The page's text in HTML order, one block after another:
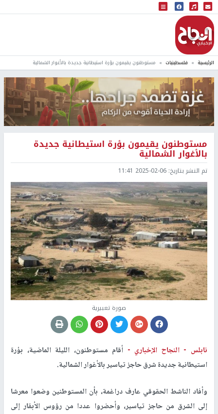
البث المباشر
إذاعة النجاح
الرئيسية فلسطينيات مستوطنون يقيمون بؤرة استيطانية جديدة بالأغوار الشمالية
مستوطنون يقيمون بؤرة استيطانية جديدة
بالأغوار الشمالية
تم النشر بتاريخ: 2025-02-06 11:41
صورة تعبيرية
نابلس -النجاح الإخباري - أقام مستوطنون، الليلة الماضية، بؤرة
استيطانية جديدة شرق حاجز تياسير بالأغوار الشمالية.
وأفاد الناشط الحقوقي عارف دراغمة، بأن المستوطنين وضعوا معرشا
إلى الشرق من حاجز تياسير، وأحضروا عددا من رؤوس الأبقار إلى